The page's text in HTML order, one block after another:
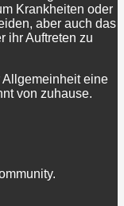
Krankheiten oder
aber auch das
ihr Auftreten zu
eine
von zuhause.